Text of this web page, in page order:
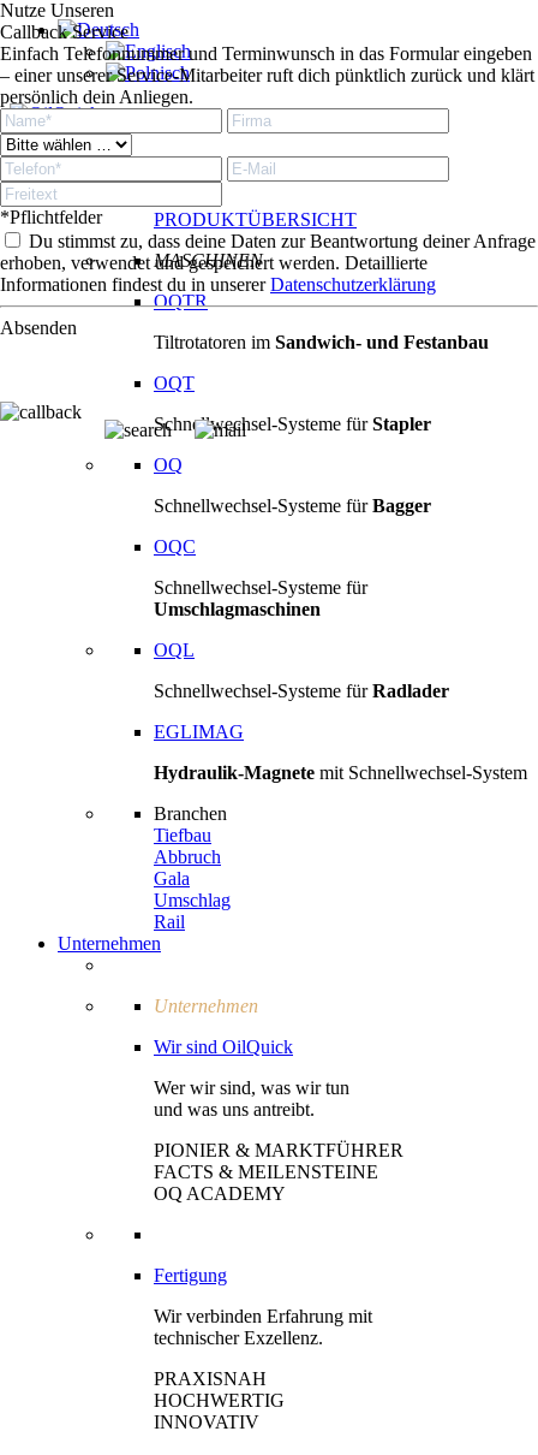
Produkte
PRODUKTÜBERSICHT
MASCHINEN
OQTR
Tiltrotatoren im Sandwich- und Festanbau
OQT
Schnellwechsel-Systeme fürStapler
OQ
Schnellwechsel-Systeme fürBagger
OQC
Schnellwechsel-Systeme für
Umschlagmaschinen
OQL
Schnellwechsel-Systeme fürRadlader
EGLIMAG
Hydraulik-Magnete mit Schnellwechsel-System
Branchen
Tiefbau
Abbruch
Gala
Umschlag
Rail
Unternehmen
Unternehmen
Wir sind OilQuick
Wer wir sind, was wir tun
und was uns antreibt.
PIONIER & MARKTFÜHRER
FACTS & MEILENSTEINE
OQ ACADEMY
Fertigung
Wir verbinden Erfahrung mit
technischer Exzellenz.
PRAXISNAH
HOCHWERTIG
INNOVATIV
Nutze Unseren
Callback Service
Einfach Telefonnummer und Terminwunsch in das Formular eingeben
– einer unserer Service-Mitarbeiter ruft dich pünktlich zurück und klärt
persönlich dein Anliegen.
*Pflichtfelder
Du stimmst zu, dass deine Daten zur Beantwortung deiner Anfrage
erhoben, verwendet und gespeichert werden. Detaillierte
Informationen findest du in unsererDatenschutzerklärung
Absenden